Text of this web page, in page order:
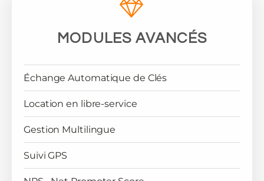
MODULES AVANCÉS
Échange Automatique de Clés
Location en libre-service
Gestion Multilingue
Suivi GPS